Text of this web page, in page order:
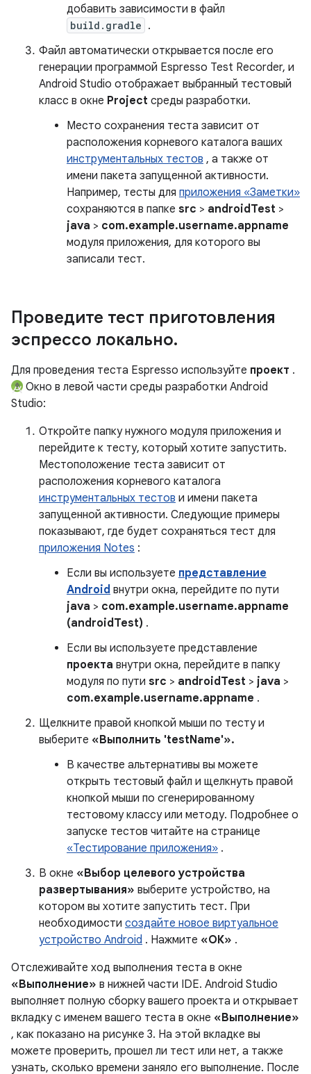
добавить зависимости в файл
build.gradle .
Файл автоматически открывается после его
генерации программой Espresso Test Recorder, и
Android Studio отображает выбранный тестовый
класс в окне Project среды разработки.
Место сохранения теста зависит от
расположения корневого каталога ваших
инструментальных тестов , а также от
имени пакета запущенной активности.
Например, тесты для приложения «Заметки»
сохраняются в папке src > androidTest >
java > com.example.username.appname
модуля приложения, для которого вы
записали тест.
Проведите тест приготовления
эспрессо локально.
Для проведения теста Espresso используйте проект .
Окно в левой части среды разработки Android
Studio:
Откройте папку нужного модуля приложения и
перейдите к тесту, который хотите запустить.
Местоположение теста зависит от
расположения корневого каталога
инструментальных тестов и имени пакета
запущенной активности. Следующие примеры
показывают, где будет сохраняться тест для
приложения Notes :
Если вы используете представление
Android внутри окна, перейдите по пути
java > com.example.username.appname
(androidTest) .
Если вы используете представление
проекта внутри окна, перейдите в папку
модуля по пути src > androidTest > java >
com.example.username.appname .
Щелкните правой кнопкой мыши по тесту и
выберите «Выполнить 'testName'».
В качестве альтернативы вы можете
открыть тестовый файл и щелкнуть правой
кнопкой мыши по сгенерированному
тестовому классу или методу. Подробнее о
запуске тестов читайте на странице
«Тестирование приложения» .
В окне «Выбор целевого устройства
развертывания» выберите устройство, на
котором вы хотите запустить тест. При
необходимости создайте новое виртуальное
устройство Android . Нажмите «ОК» .
Отслеживайте ход выполнения теста в окне
«Выполнение» в нижней части IDE. Android Studio
выполняет полную сборку вашего проекта и открывает
вкладку с именем вашего теста в окне «Выполнение»
, как показано на рисунке 3. На этой вкладке вы
можете проверить, прошел ли тест или нет, а также
узнать, сколько времени заняло его выполнение. После